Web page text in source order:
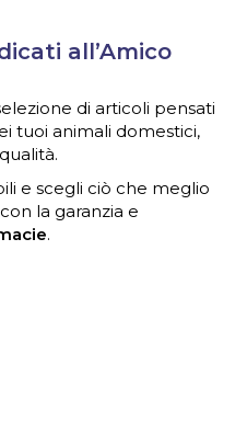
all’Amico
di articoli pensati
tuoi animali domestici,
e scegli ciò che meglio
la garanzia e
.